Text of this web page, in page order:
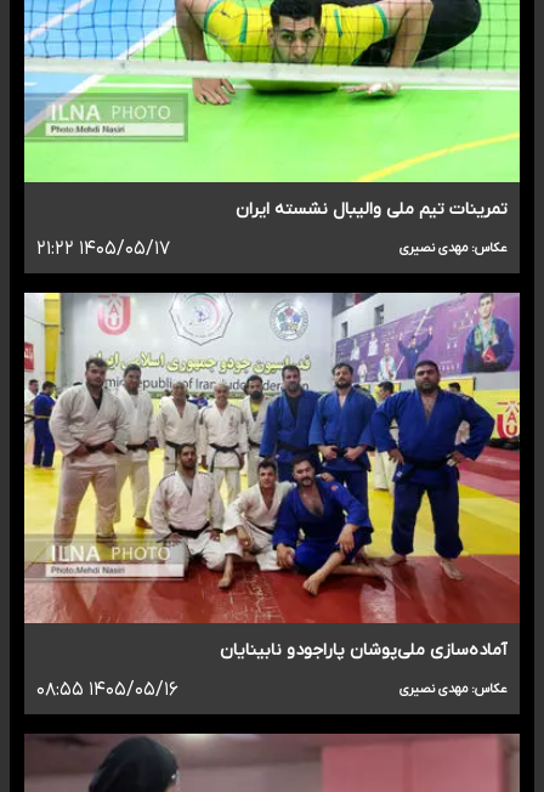
تمرینات تیم ملی والیبال نشسته ایران
عکاس: مهدی نصیری ۱۴۰۵/۰۵/۱۷ ۲۱:۲۲
آماده‌سازی ملی‌پوشان پاراجودو نابینایان
عکاس: مهدی نصیری ۱۴۰۵/۰۵/۱۶ ۰۸:۵۵